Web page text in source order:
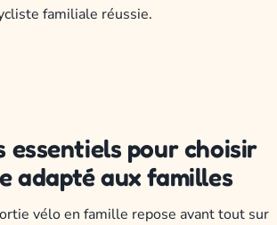
familiale réussie.
essentiels pour choisir
adapté aux familles
vélo en famille repose avant tout sur